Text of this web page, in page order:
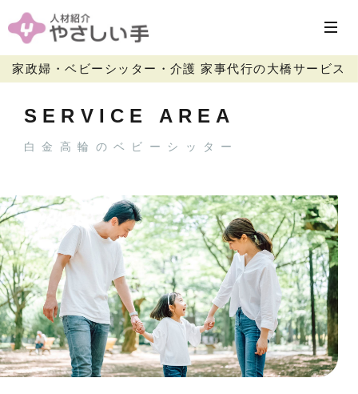
家政婦・ベビーシッター・介護 家事代行の大橋サービス
SERVICE AREA
白金高輪のベビーシッター